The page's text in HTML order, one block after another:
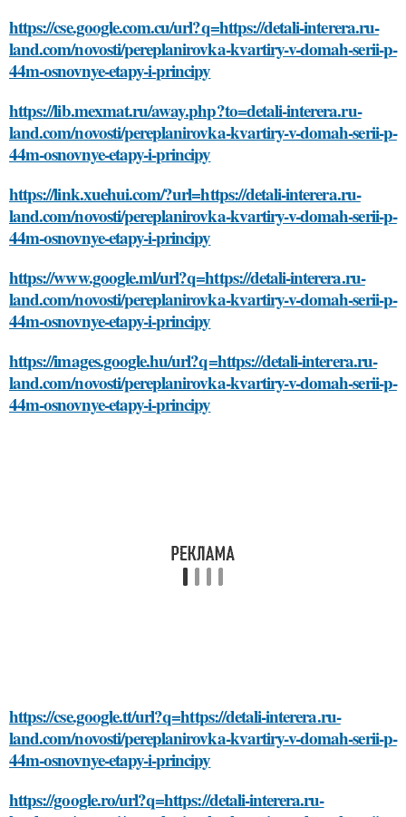
https://cse.google.com.cu/url?q=https://detali-interera.ru-
land.com/novosti/pereplanirovka-kvartiry-v-domah-serii-p-
44m-osnovnye-etapy-i-principy
https://lib.mexmat.ru/away.php?to=detali-interera.ru-
land.com/novosti/pereplanirovka-kvartiry-v-domah-serii-p-
44m-osnovnye-etapy-i-principy
https://link.xuehui.com/?url=https://detali-interera.ru-
land.com/novosti/pereplanirovka-kvartiry-v-domah-serii-p-
44m-osnovnye-etapy-i-principy
https://www.google.ml/url?q=https://detali-interera.ru-
land.com/novosti/pereplanirovka-kvartiry-v-domah-serii-p-
44m-osnovnye-etapy-i-principy
https://images.google.hu/url?q=https://detali-interera.ru-
land.com/novosti/pereplanirovka-kvartiry-v-domah-serii-p-
44m-osnovnye-etapy-i-principy
https://cse.google.tt/url?q=https://detali-interera.ru-
land.com/novosti/pereplanirovka-kvartiry-v-domah-serii-p-
44m-osnovnye-etapy-i-principy
https://google.ro/url?q=https://detali-interera.ru-